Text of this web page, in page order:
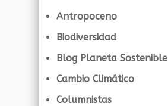
Antropoceno
Biodiversidad
Blog Planeta Sostenible
Cambio Climático
Columnistas